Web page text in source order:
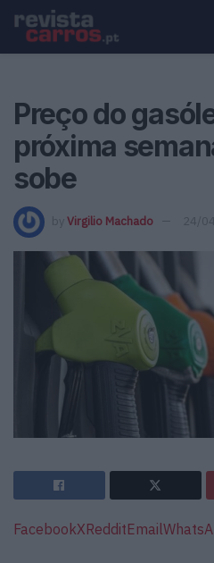
Preço do
próxima
sobe
by Virgilio Machado 24/
FacebookXRedditEmail